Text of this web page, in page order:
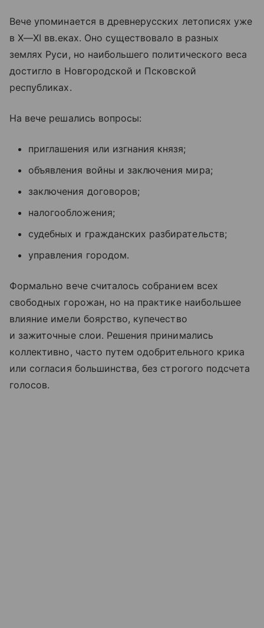
Вече упоминается в древнерусских летописях уже
вX—XI вв.еках. Оно существовало в разных
землях Руси, но наибольшего политического веса
достигло в Новгородской и Псковской
республиках.
На вече решались вопросы:
приглашения или изгнания князя;
объявления войны и заключения мира;
заключения договоров;
налогообложения;
судебных и гражданских разбирательств;
управления городом.
Формально вече считалось собранием всех
свободных горожан, но на практике наибольшее
влияние имели боярство, купечество
и зажиточные слои. Решения принимались
коллективно, часто путем одобрительного крика
или согласия большинства, без строгого подсчета
голосов.